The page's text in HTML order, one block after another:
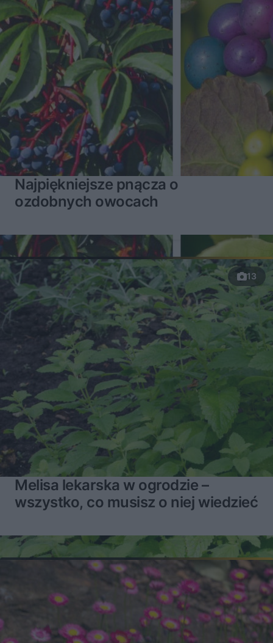
Najpiękniejsze pnącza o
ozdobnych owocach
13
Melisa lekarska w ogrodzie –
wszystko, co musisz o niej wiedzieć